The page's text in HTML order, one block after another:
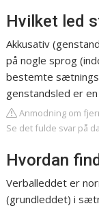
Hvilket led
Akkusativ
på nogle sprog
bestemte
genstandsled er
Anmodning om
Se det fulde svar på
Hvordan
Verballeddet er
(grundleddet) i